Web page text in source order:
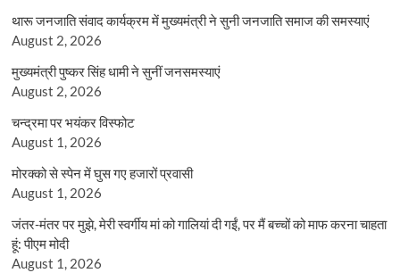
थारू जनजाति संवाद कार्यक्रम में मुख्यमंत्री ने सुनी जनजाति समाज की समस्याएं
August 2, 2026
मुख्यमंत्री पुष्कर सिंह धामी ने सुनीं जनसमस्याएं
August 2, 2026
चन्द्रमा पर भयंकर विस्फोट
August 1, 2026
मोरक्को से स्पेन में घुस गए हजारों प्रवासी
August 1, 2026
जंतर-मंतर पर मुझे, मेरी स्वर्गीय मां को गालियां दी गईं, पर मैं बच्चों को माफ करना चाहता
हूं: पीएम मोदी
August 1, 2026